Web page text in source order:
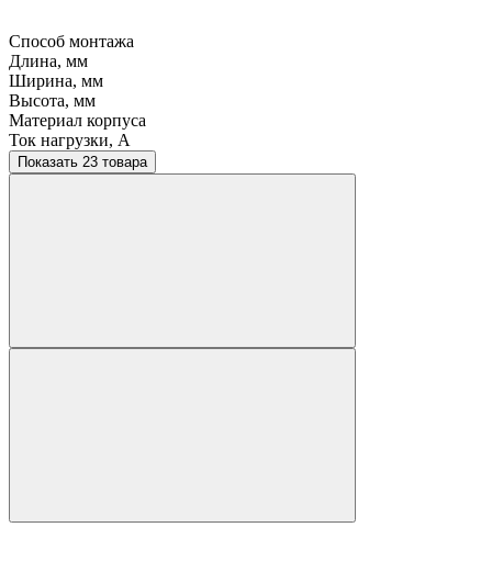
Способ монтажа
Длина, мм
Ширина, мм
Высота, мм
Материал корпуса
Ток нагрузки, A
Показать 23 товара